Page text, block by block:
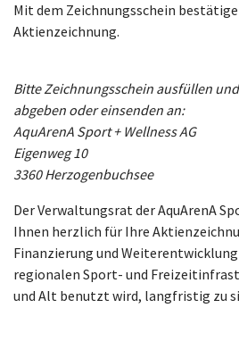
Mit dem Zeichnungsschein
Aktienzeichnung.
Bitte Zeichnungsschein ausfüllen
abgeben oder einsenden an:
AquArenA Sport + Wellness AG
Eigenweg 10
3360 Herzogenbuchsee
Der Verwaltungsrat der AquArenA
Ihnen herzlich für Ihre
Finanzierung und
regionalen Sport- und
und Alt benutzt wird, langfristig zu